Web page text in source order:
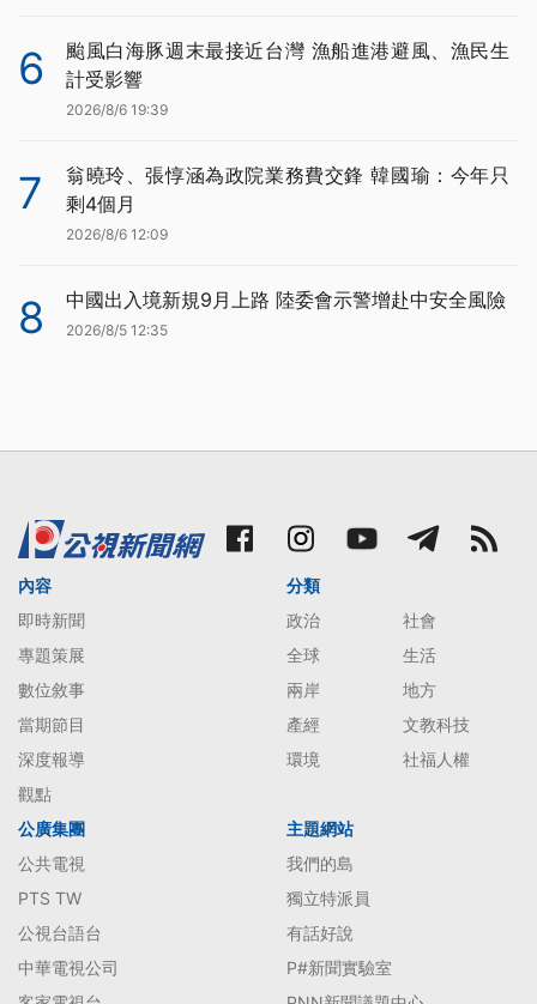
6
颱風白海豚週末最接近台灣 漁船進港避風、漁民生
計受影響
2026/8/6 19:39
7
翁曉玲、張惇涵為政院業務費交鋒 韓國瑜：今年只
剩4個月
2026/8/6 12:09
8 中國出入境新規9月上路 陸委會示警增赴中安全風險
2026/8/5 12:35
內容
即時新聞
專題策展
數位敘事
當期節目
深度報導
觀點
分類
政治
社會
全球
生活
兩岸
地方
產經
文教科技
環境
社福人權
公廣集團
公共電視
PTS TW
公視台語台
中華電視公司
主題網站
我們的島
獨立特派員
有話好說
P#新聞實驗室